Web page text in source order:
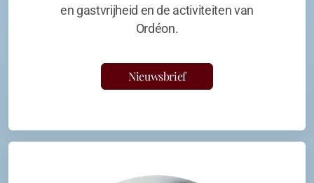
en gastvrijheid en de activiteiten van
Ordéon.
Nieuwsbrief